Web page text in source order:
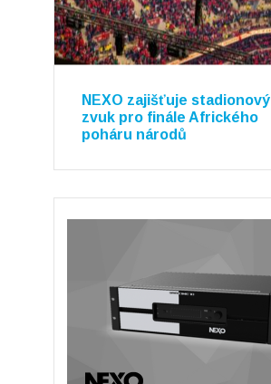
NEXO zajišťuje stadionový
zvuk pro finále Afrického
poháru národů